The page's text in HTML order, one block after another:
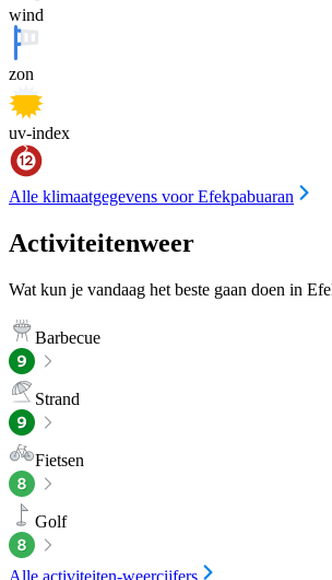
wind
zon
uv-index
Alle klimaatgegevens voor Efekpabuaran
Activiteitenweer
Wat kun je vandaag het beste gaan doen in
Barbecue
Strand
Fietsen
Golf
Alle activiteiten-weercijfers